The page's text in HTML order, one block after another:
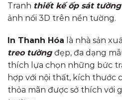
Tranh thiết kế ốp sát tường
ảnh nổi 3D trên nền tường.
In Thanh Hóa là nhà sản
treo tường đẹp, đa dạng
thích lựa chọn những bức
hợp với nội thất, kích thước
thỏa mãn được sở thích với